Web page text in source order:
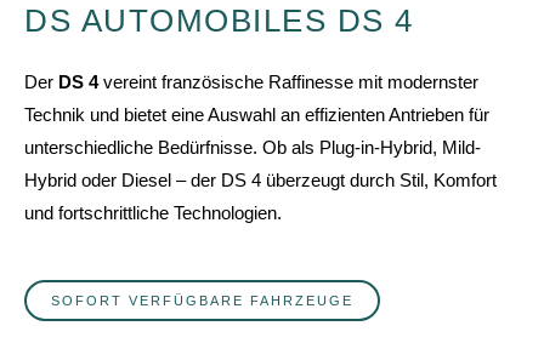
DS AUTOMOBILES DS 4
Der DS 4vereint französische Raffinesse mit modernster
Technik und bietet eine Auswahl an effizienten Antrieben für
unterschiedliche Bedürfnisse. Ob als Plug-in-Hybrid, Mild-
Hybrid oder Diesel – der DS 4 überzeugt durch Stil, Komfort
und fortschrittliche Technologien.
SOFORT VERFÜGBARE FAHRZEUGE